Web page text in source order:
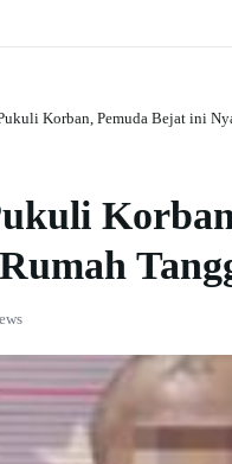
Korban, Pemuda Bejat ini